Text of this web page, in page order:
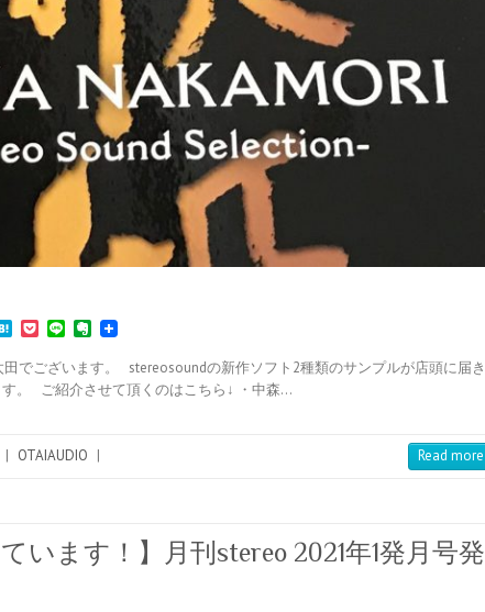
H
t
e
n
P
c
k
e
L
n
e
E
e
r
n
e
田でございます。 stereosoundの新作ソフト2種類のサンプルが店頭に届き
。 ご紹介させて頂くのはこちら↓ ・中森…
| OTAIAUDIO | Read more
います！】月刊stereo 2021年1発月号発